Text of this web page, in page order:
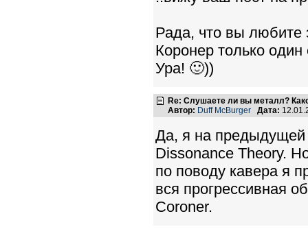
Рада, что вы любите
Коронер только
Ура! 🙂))
Re: Слушаете ли вы металл?
Автор: Duff McBurger Дата:
Да, я на предыдущей
Dissonance Theory.
по поводу кавера я
вся прогрессивная
Coroner.